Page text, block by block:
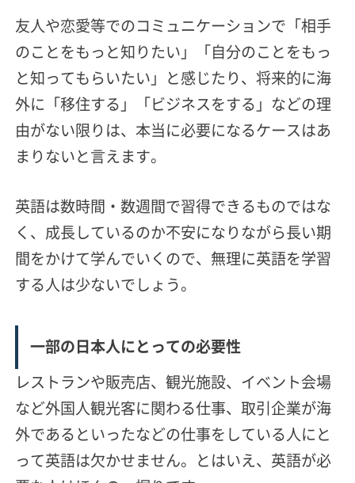
友人や恋愛等でのコミュニケーションで「相手
のことをもっと知りたい」「自分のことをもっ
と知ってもらいたい」と感じたり、将来的に海
外に「移住する」「ビジネスをする」などの理
由がない限りは、本当に必要になるケースはあ
まりないと言えます。
英語は数時間・数週間で習得できるものではな
く、成長しているのか不安になりながら長い期
間をかけて学んでいくので、無理に英語を学習
する人は少ないでしょう。
一部の日本人にとっての必要性
レストランや販売店、観光施設、イベント会場
など外国人観光客に関わる仕事、取引企業が海
外であるといったなどの仕事をしている人にと
って英語は欠かせません。とはいえ、英語が必